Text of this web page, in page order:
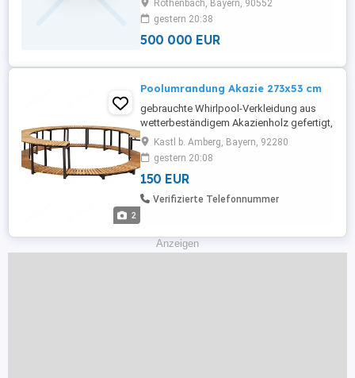
Näheres auf Anfrage. Keine Makler,
Verkauf nur privat.
Röthenbach, Bayern, 90552
gestern 20:38
500 000 EUR
2
Poolumrandung Akazie 273x53 cm
gebrauchte Whirlpool-Verkleidung aus
wetterbeständigem Akazienholz gefertigt,
das mit natürlichem Öl behandelt worden
ist. Dadurch ist sie leicht zu reinigen und
für den täglichen Gebrauch geeignet. Der
pulverbeschichtete Aluminiumrahmen
macht die Whirlpool-Umkleidung stark
Kastl b. Amberg, Bayern, 92280
gestern 20:08
150 EUR
Verifizierte Telefonnummer
Anzeigen